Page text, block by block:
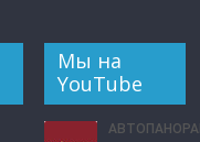
Мы на
YouTube